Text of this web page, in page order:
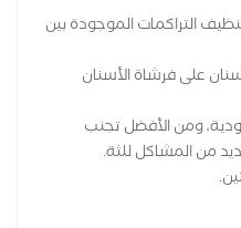
التراكمات الموجودة بين
على فرشاة الأسنان
ومن الأفضل تجنب
من المشاكل للثة.